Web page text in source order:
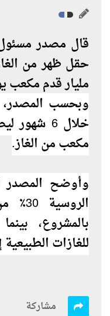
قال مصدر مسئول
مليار قدم مكعب
وبحسب
مكعب من الغاز.
وأوضح
بالمشروع،
للغازات الطبيعية إيجاس
مشاركة